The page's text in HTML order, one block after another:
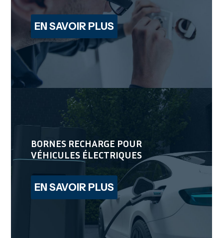
EN SAVOIR PLUS
BORNES RECHARGE POUR
VÉHICULES ÉLECTRIQUES
EN SAVOIR PLUS